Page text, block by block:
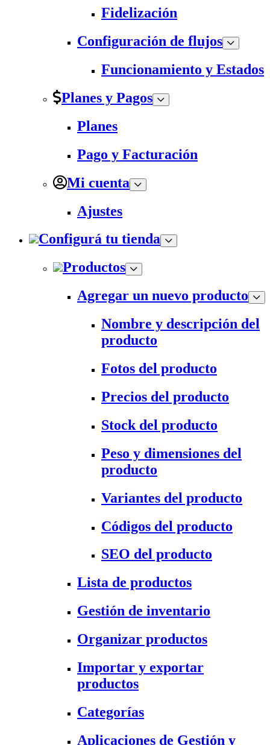
Fidelización
Configuración de flujos
Funcionamiento y Estados
Planes y Pagos
Planes
Pago y Facturación
Mi cuenta
Ajustes
Configurá tu tienda
Productos
Agregar un nuevo producto
Nombre y descripción del
producto
Fotos del producto
Precios del producto
Stock del producto
Peso y dimensiones del
producto
Variantes del producto
Códigos del producto
SEO del producto
Lista de productos
Gestión de inventario
Organizar productos
Importar y exportar
productos
Categorías
Aplicaciones de Gestión y